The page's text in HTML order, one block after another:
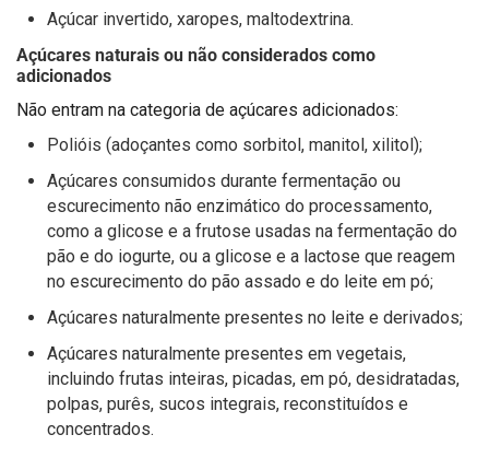
Açúcar invertido, xaropes, maltodextrina.
Açúcares naturais ou não considerados como
adicionados
Não entram na categoria de açúcares adicionados:
Polióis (adoçantes como sorbitol, manitol, xilitol);
Açúcares consumidos durante fermentação ou
escurecimento não enzimático do processamento,
como a glicose e a frutose usadas na fermentação do
pão e do iogurte, ou a glicose e a lactose que reagem
no escurecimento do pão assado e do leite em pó;
Açúcares naturalmente presentes no leite e derivados;
Açúcares naturalmente presentes em vegetais,
incluindo frutas inteiras, picadas, em pó, desidratadas,
polpas, purês, sucos integrais, reconstituídos e
concentrados.